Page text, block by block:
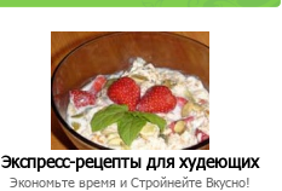
Экспресс-рецепты для худеющих
Экономьте время и Стройнейте Вкусно!